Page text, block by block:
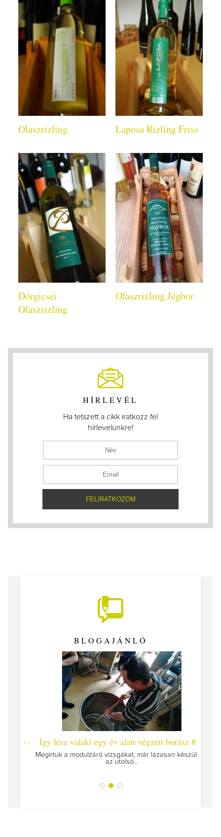
Olaszrizling Laposa Rizling Friss
Dörgicsei
Olaszrizling
Olaszrizling Jégbor
HÍRLEVÉL
Ha tetszett a cikk iratkozz fel
hírlevelünkre!
BLOGAJÁNLÓ
Így lesz valaki egy év alatt végzett borász #25
Megírtuk a modulzáró vizsgákat, már lázasan készülünk
az utolsó...